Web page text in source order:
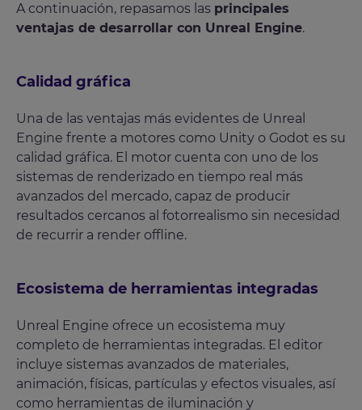
A continuación, repasamos las principales
ventajas de desarrollar con Unreal Engine.
Calidad gráfica
Una de las ventajas más evidentes de Unreal
Engine frente a motores como Unity o Godot es su
calidad gráfica. El motor cuenta con uno de los
sistemas de renderizado en tiempo real más
avanzados del mercado, capaz de producir
resultados cercanos al fotorrealismo sin necesidad
de recurrir a render offline.
Ecosistema de herramientas integradas
Unreal Engine ofrece un ecosistema muy
completo de herramientas integradas. El editor
incluye sistemas avanzados de materiales,
animación, físicas, partículas y efectos visuales, así
como herramientas de iluminación y